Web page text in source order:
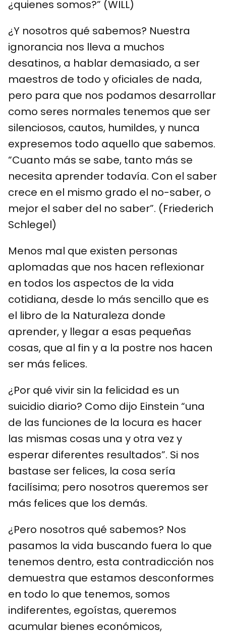
¿quienes somos?” (WILL)
¿Y nosotros qué sabemos? Nuestra
ignorancia nos lleva a muchos
desatinos, a hablar demasiado, a ser
maestros de todo y oficiales de nada,
pero para que nos podamos desarrollar
como seres normales tenemos que ser
silenciosos, cautos, humildes, y nunca
expresemos todo aquello que sabemos.
“Cuanto más se sabe, tanto más se
necesita aprender todavía. Con el saber
crece en el mismo grado el no-saber, o
mejor el saber del no saber”. (Friederich
Schlegel)
Menos mal que existen personas
aplomadas que nos hacen reflexionar
en todos los aspectos de la vida
cotidiana, desde lo más sencillo que es
el libro de la Naturaleza donde
aprender, y llegar a esas pequeñas
cosas, que al fin y a la postre nos hacen
ser más felices.
¿Por qué vivir sin la felicidad es un
suicidio diario? Como dijo Einstein “una
de las funciones de la locura es hacer
las mismas cosas una y otra vez y
esperar diferentes resultados”. Si nos
bastase ser felices, la cosa sería
facilísima; pero nosotros queremos ser
más felices que los demás.
¿Pero nosotros qué sabemos? Nos
pasamos la vida buscando fuera lo que
tenemos dentro, esta contradicción nos
demuestra que estamos desconformes
en todo lo que tenemos, somos
indiferentes, egoístas, queremos
acumular bienes económicos,